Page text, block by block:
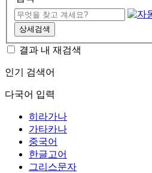
상세검색
결과 내 재검색
인기 검색어
다국어 입력
히라가나
가타카나
중국어
한글고어
그리스문자